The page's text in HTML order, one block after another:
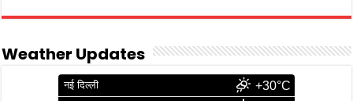
Weather Updates
नई दिल्ली +30°C